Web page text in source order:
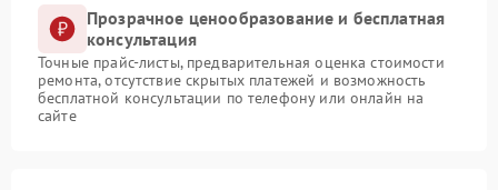
Прозрачное ценообразование и бесплатная
консультация
Точные прайс-листы, предварительная оценка стоимости
ремонта, отсутствие скрытых платежей и возможность
бесплатной консультации по телефону или онлайн на
сайте